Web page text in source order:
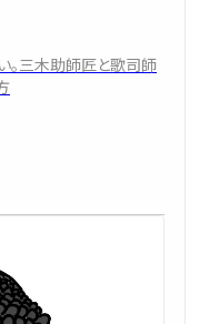
。三木助師匠と歌司師